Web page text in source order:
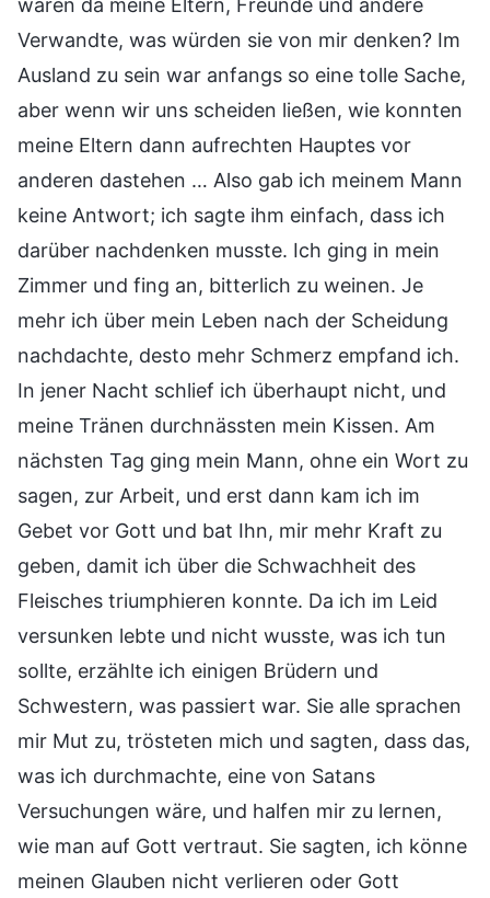
Verwandte, was würden sie von mir denken? Im
Ausland zu sein war anfangs so eine tolle Sache,
aber wenn wir uns scheiden ließen, wie konnten
meine Eltern dann aufrechten Hauptes vor
anderen dastehen … Also gab ich meinem Mann
keine Antwort; ich sagte ihm einfach, dass ich
darüber nachdenken musste. Ich ging in mein
Zimmer und fing an, bitterlich zu weinen. Je
mehr ich über mein Leben nach der Scheidung
nachdachte, desto mehr Schmerz empfand ich.
In jener Nacht schlief ich überhaupt nicht, und
meine Tränen durchnässten mein Kissen. Am
nächsten Tag ging mein Mann, ohne ein Wort zu
sagen, zur Arbeit, und erst dann kam ich im
Gebet vor Gott und bat Ihn, mir mehr Kraft zu
geben, damit ich über die Schwachheit des
Fleisches triumphieren konnte. Da ich im Leid
versunken lebte und nicht wusste, was ich tun
sollte, erzählte ich einigen Brüdern und
Schwestern, was passiert war. Sie alle sprachen
mir Mut zu, trösteten mich und sagten, dass das,
was ich durchmachte, eine von Satans
Versuchungen wäre, und halfen mir zu lernen,
wie man auf Gott vertraut. Sie sagten, ich könne
meinen Glauben nicht verlieren oder Gott